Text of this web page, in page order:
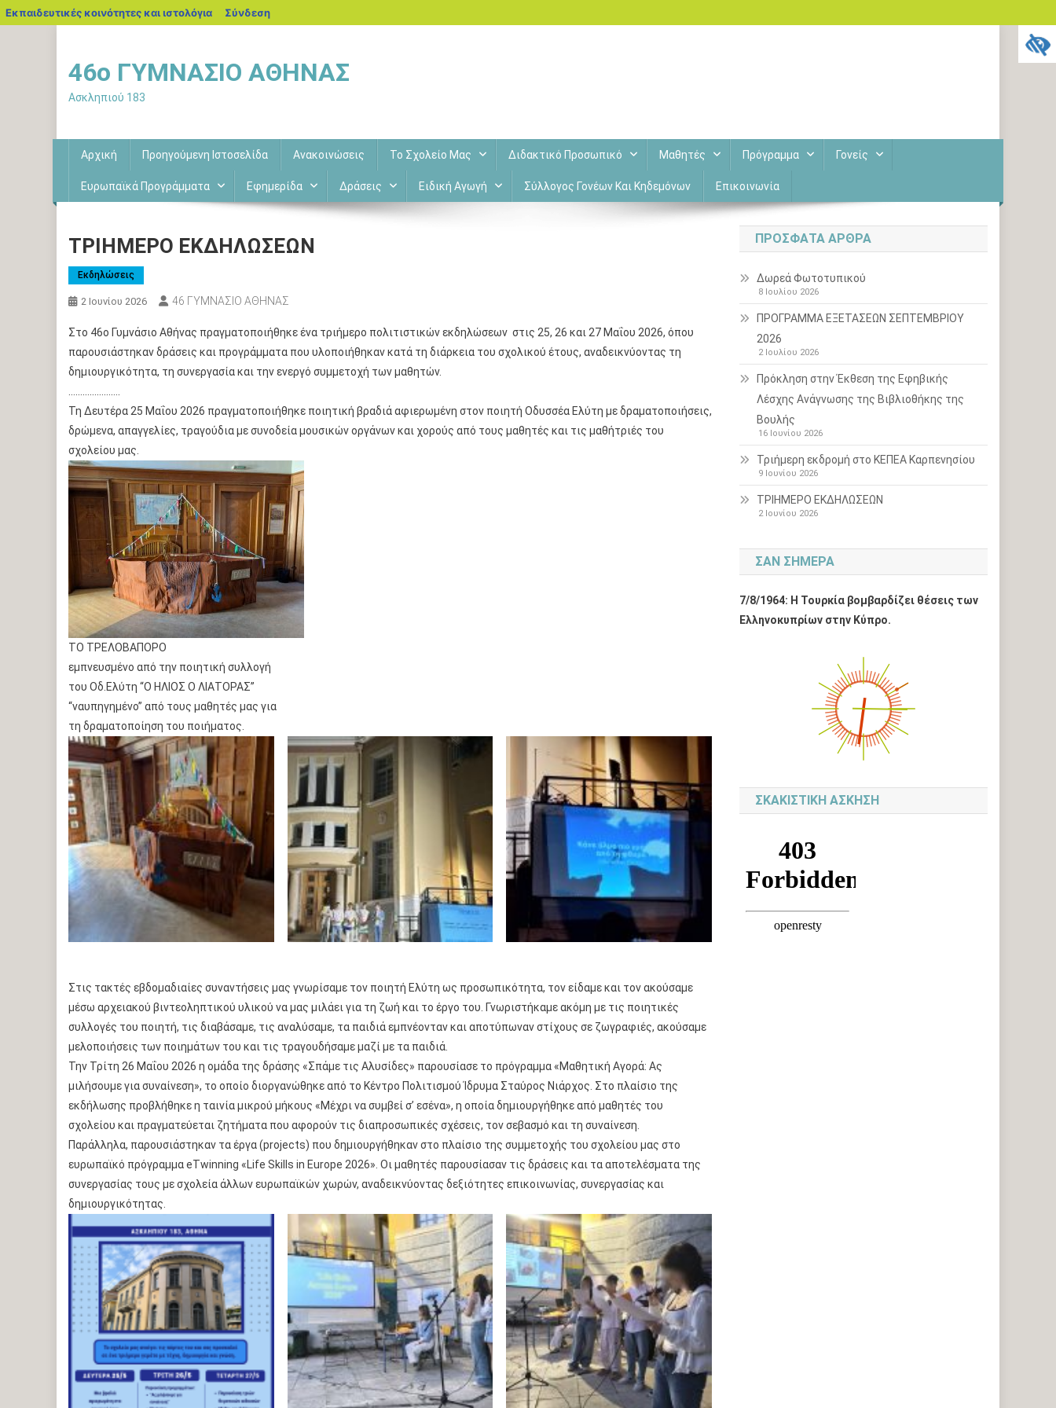
Εκπαιδευτικές κοινότητες και ιστολόγια blogs.sch.gr
Σύνδεση
περιεχόμενο
46o ΓΥΜΝΑΣΙΟ ΑΘΗΝΑΣ
Ασκληπιού 183
Αρχική Προηγούμενη Ιστοσελίδα Ανακοινώσεις Το Σχολείο Μας Διδακτικό Προσωπικό Μαθητές Πρόγραμμα Γονείς
Ευρωπαϊκά Προγράμματα Εφημερίδα Δράσεις Ειδική Αγωγή Σύλλογος Γονέων Και Κηδεμόνων Επικοινωνία
ΤΡΙΗΜΕΡΟ ΕΚΔΗΛΩΣΕΩΝ
Εκδηλώσεις
2 Ιουνίου 2026 46 ΓΥΜΝΑΣΙΟ ΑΘΗΝΑΣ
Στο 46ο Γυμνάσιο Αθήνας πραγματοποιήθηκε ένα τριήμερο πολιτιστικών εκδηλώσεων στις 25, 26 και 27 Μαΐου 2026, όπου
παρουσιάστηκαν δράσεις και προγράμματα που υλοποιήθηκαν κατά τη διάρκεια του σχολικού έτους, αναδεικνύοντας τη
δημιουργικότητα, τη συνεργασία και την ενεργό συμμετοχή των μαθητών.
Τη Δευτέρα 25 Μαΐου 2026 πραγματοποιήθηκε ποιητική βραδιά αφιερωμένη στον ποιητή Οδυσσέα Ελύτη με δραματοποιήσεις,
δρώμενα, απαγγελίες, τραγούδια με συνοδεία μουσικών οργάνων και χορούς από τους μαθητές και τις μαθήτριές του
σχολείου μας.
ΤΟ ΤΡΕΛΟΒΑΠΟΡΟ
εμπνευσμένο από την ποιητική συλλογή
του Οδ.Ελύτη “Ο ΗΛΙΟΣ Ο ΛΙΑΤΟΡΑΣ”
“ναυπηγημένο” από τους μαθητές μας για
τη δραματοποίηση του ποιήματος.
Στις τακτές εβδομαδιαίες συναντήσεις μας γνωρίσαμε τον ποιητή Ελύτη ως προσωπικότητα, τον είδαμε και τον ακούσαμε
μέσω αρχειακού βιντεοληπτικού υλικού να μας μιλάει για τη ζωή και το έργο του. Γνωριστήκαμε ακόμη με τις ποιητικές
συλλογές του ποιητή, τις διαβάσαμε, τις αναλύσαμε, τα παιδιά εμπνέονταν και αποτύπωναν στίχους σε ζωγραφιές, ακούσαμε
μελοποιήσεις των ποιημάτων του και τις τραγουδήσαμε μαζί με τα παιδιά.
Την Τρίτη 26 Μαΐου 2026 η ομάδα της δράσης «Σπάμε τις Αλυσίδες» παρουσίασε το πρόγραμμα «Μαθητική Αγορά: Ας
μιλήσουμε για συναίνεση», το οποίο διοργανώθηκε από το Κέντρο Πολιτισμού Ίδρυμα Σταύρος Νιάρχος. Στο πλαίσιο της
εκδήλωσης προβλήθηκε η ταινία μικρού μήκους «Μέχρι να συμβεί σ’ εσένα», η οποία δημιουργήθηκε από μαθητές του
σχολείου και πραγματεύεται ζητήματα που αφορούν τις διαπροσωπικές σχέσεις, τον σεβασμό και τη συναίνεση.
Παράλληλα, παρουσιάστηκαν τα έργα (projects) που δημιουργήθηκαν στο πλαίσιο της συμμετοχής του σχολείου μας στο
ευρωπαϊκό πρόγραμμα eTwinning «Life Skills in Europe 2026». Οι μαθητές παρουσίασαν τις δράσεις και τα αποτελέσματα της
συνεργασίας τους με σχολεία άλλων ευρωπαϊκών χωρών, αναδεικνύοντας δεξιότητες επικοινωνίας, συνεργασίας και
δημιουργικότητας.
ΠΡΌΣΦΑΤΑ ΆΡΘΡΑ
Δωρεά Φωτοτυπικού
8 Ιουλίου 2026
ΠΡΟΓΡΑΜΜΑ ΕΞΕΤΑΣΕΩΝ ΣΕΠΤΕΜΒΡΙΟΥ
2026
2 Ιουλίου 2026
Πρόκληση στην Έκθεση της Εφηβικής
Λέσχης Ανάγνωσης της Βιβλιοθήκης της
Βουλής
16 Ιουνίου 2026
Τριήμερη εκδρομή στο ΚΕΠΕΑ Καρπενησίου
9 Ιουνίου 2026
ΤΡΙΗΜΕΡΟ ΕΚΔΗΛΩΣΕΩΝ
2 Ιουνίου 2026
ΣΑΝ ΣΉΜΕΡΑ
7/8/1964: Η Τουρκία βομβαρδίζει θέσεις των
Ελληνοκυπρίων στην Κύπρο.
ΣΚΑΚΙΣΤΙΚΉ ΆΣΚΗΣΗ